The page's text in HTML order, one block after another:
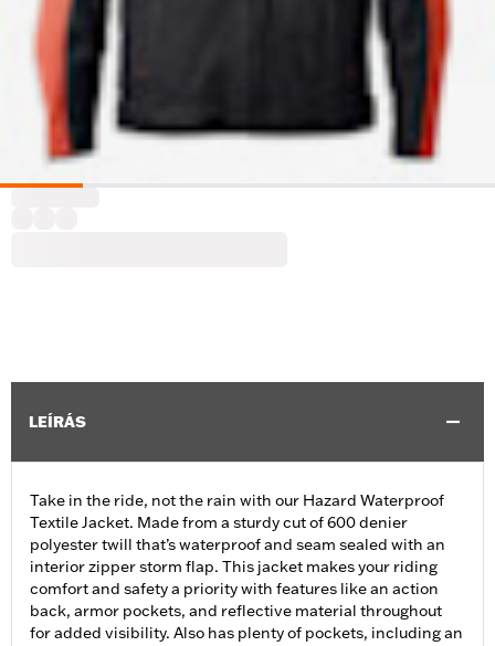
LEÍRÁS
Take in the ride, not the rain with our Hazard Waterproof
Textile Jacket. Made from a sturdy cut of 600 denier
polyester twill that’s waterproof and seam sealed with an
interior zipper storm flap. This jacket makes your riding
comfort and safety a priority with features like an action
back, armor pockets, and reflective material throughout
for added visibility. Also has plenty of pockets, including an